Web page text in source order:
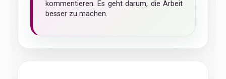
kommentieren. Es geht darum, die Arbeit
besser zu machen.